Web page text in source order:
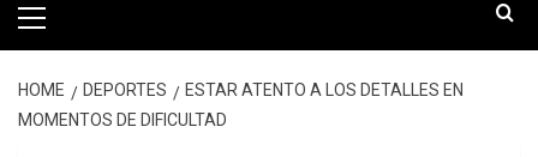
Menu
HOME DEPORTES
ESTAR ATENTO A LOS DETALLES EN
MOMENTOS DE DIFICULTAD